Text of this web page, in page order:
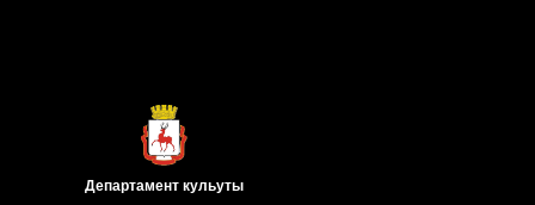
Департамент кульуты